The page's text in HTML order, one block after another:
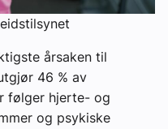
årsaken til
46 % av
følger hjerte- og
og psykiske